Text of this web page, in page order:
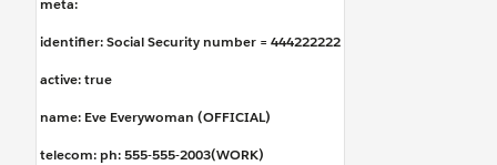
meta:
identifier: Social Security number = 444222222
active: true
name: Eve Everywoman (OFFICIAL)
telecom: ph: 555-555-2003(WORK)